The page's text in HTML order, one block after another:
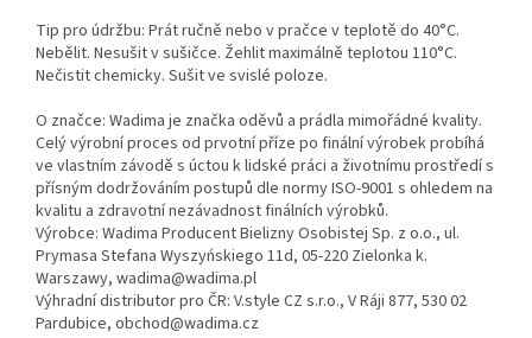
Tip pro údržbu: Prát ručně nebo v pračce v teplotě do 40°C.
Nebělit. Nesušit v sušičce. Žehlit maximálně teplotou 110°C.
Nečistit chemicky. Sušit ve svislé poloze.
O značce: Wadima je značka oděvů a prádla mimořádné kvality.
Celý výrobní proces od prvotní příze po finální výrobek probíhá
ve vlastním závodě s úctou k lidské práci a životnímu prostředí s
přísným dodržováním postupů dle normy ISO-9001 s ohledem na
kvalitu a zdravotní nezávadnost finálních výrobků.
Výrobce: Wadima Producent Bielizny Osobistej Sp. z o.o., ul.
Prymasa Stefana Wyszyńskiego 11d, 05-220 Zielonka k.
Warszawy, wadima@wadima.pl
Výhradní distributor pro ČR: V.style CZ s.r.o., V Ráji 877, 530 02
Pardubice, obchod@wadima.cz